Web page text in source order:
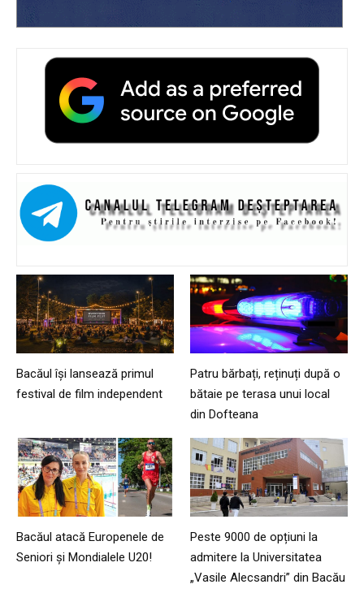
Bacăul își lansează primul
festival de film independent
Patru bărbați, reținuți după o
bătaie pe terasa unui local
din Dofteana
Bacăul atacă Europenele de
Seniori și Mondialele U20!
Peste 9000 de opțiuni la
admitere la Universitatea
„Vasile Alecsandri” din Bacău